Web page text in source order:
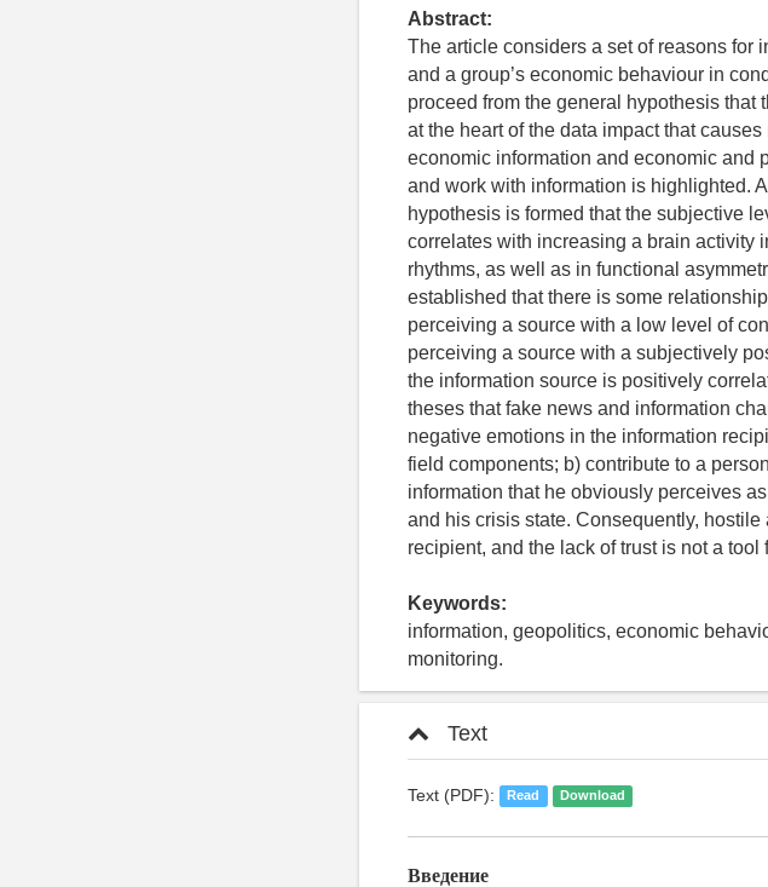
Abstract:
The article considers a set of reasons for
and a group’s economic behaviour in
proceed from the general hypothesis that
at the heart of the data impact that
economic information and economic and
and work with information is highlighted.
hypothesis is formed that the subjective
correlates with increasing a brain activity
rhythms, as well as in functional
established that there is some
perceiving a source with a low level of
perceiving a source with a subjectively
the information source is positively
theses that fake news and information
negative emotions in the information
field components; b) contribute to a
information that he obviously perceives
and his crisis state. Consequently,
recipient, and the lack of trust is not a
Keywords:
information, geopolitics, economic
monitoring.
Text
Text (PDF): Read Download
Введение